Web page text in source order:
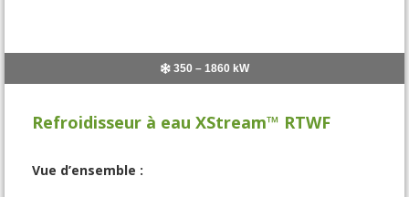
350 – 1860 kW
Refroidisseur à eau XStream™ RTWF
Vue d’ensemble :